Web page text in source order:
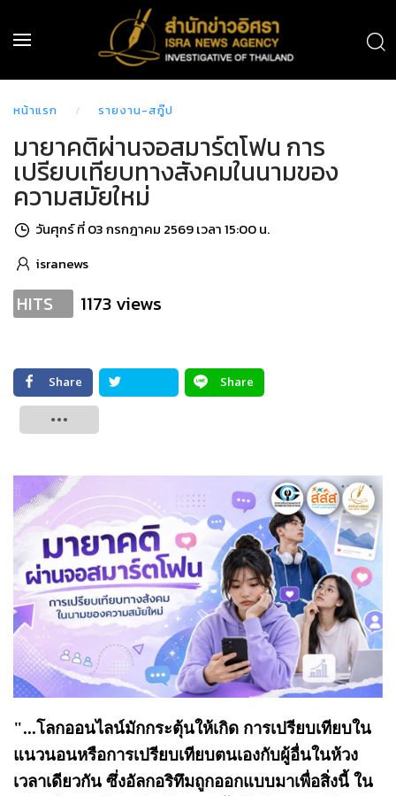
หน้าแรก รายงาน-สกู๊ป
มายาคติผ่านจอสมาร์ตโฟน การ
เปรียบเทียบทางสังคมในนามของ
ความสมัยใหม่
วันศุกร์ ที่ 03 กรกฎาคม 2569 เวลา 15:00 น.
isranews
HITS 1173 views
Share
Share
"...โลกออนไลน์มักกระตุ้นให้เกิด การเปรียบเทียบใน
แนวนอนหรือการเปรียบเทียบตนเองกับผู้อื่นในห้วง
เวลาเดียวกัน ซึ่งอัลกอริทึมถูกออกแบบมาเพื่อสิ่งนี้ ใน